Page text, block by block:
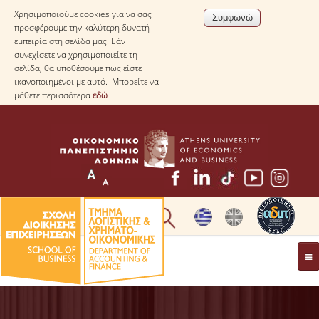
Χρησιμοποιούμε cookies για να σας
προσφέρουμε την καλύτερη δυνατή
εμπειρία στη σελίδα μας. Εάν
συνεχίσετε να χρησιμοποιείτε τη
σελίδα, θα υποθέσουμε πως είστε
ικανοποιημένοι με αυτό. Μπορείτε να
μάθετε περισσότεραεδώ
* ΠΛΗΡΟΦΟΡΙΕΣ ΓΙΑ ΜΑΘΗΤΕΣ ΛΥΚΕΙΟΥ *